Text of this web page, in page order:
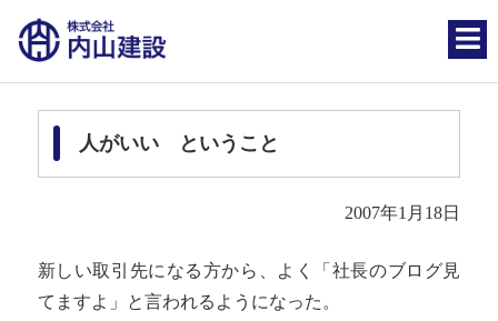
人がいい ということ
2007年1月18日
新しい取引先になる方から、よく「社長のブログ見
てますよ」と言われるようになった。